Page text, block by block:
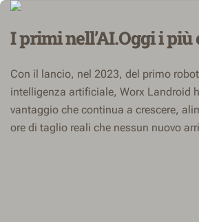
I primi nell’AI.Oggi i più
Con il lancio, nel 2023, del primo
intelligenza artificiale, Worx Landroid
vantaggio che continua a crescere,
ore di taglio reali che nessun nuovo